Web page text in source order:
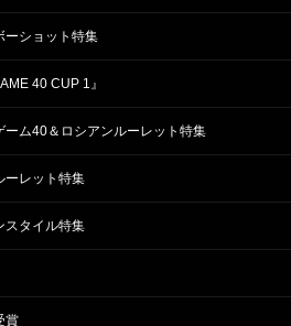
ーショット特集
40 CUP 1』
ーム40＆ロシアンルーレット特集
ーレット特集
スタイル特集
賞